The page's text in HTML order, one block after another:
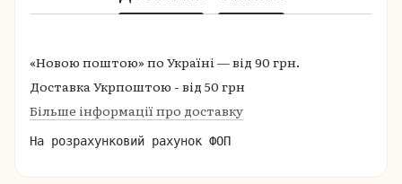
«Новою поштою» по Україні — від 90 грн.
Доставка Укрпоштою - від 50 грн
Більше інформації про доставку
На розрахунковий рахунок ФОП